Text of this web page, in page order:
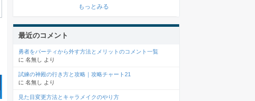
もっとみる
最近のコメント
勇者をパーティから外す方法とメリットのコメント一覧
に 名無し より
試練の神殿の行き方と攻略｜攻略チャート21
に 名無し より
見た目変更方法とキャラメイクのやり方